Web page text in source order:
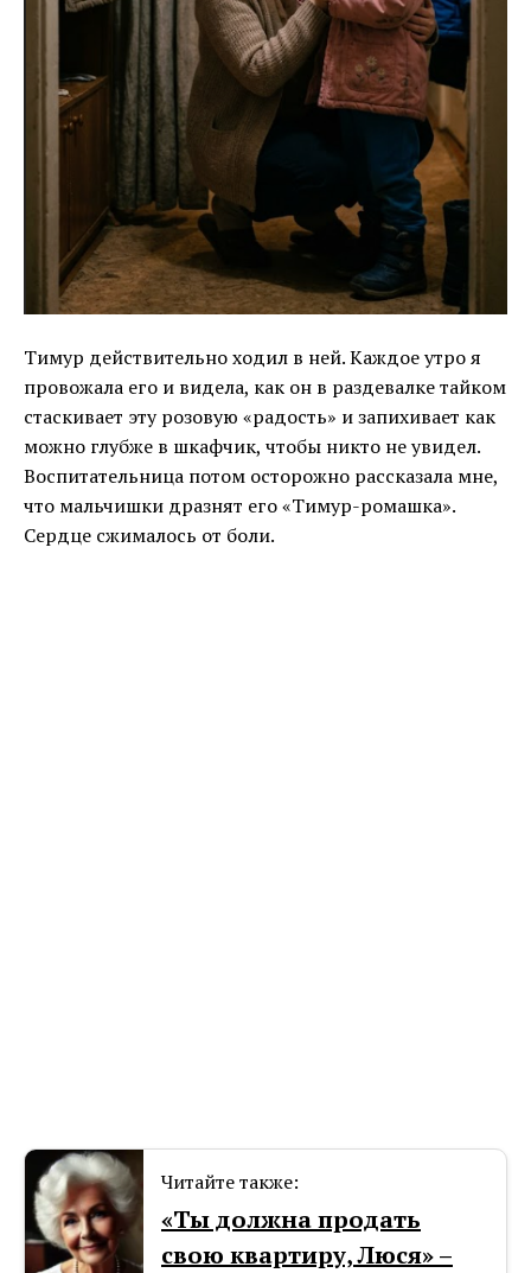
Тимур действительно ходил в ней. Каждое утро я
провожала его и видела, как он в раздевалке тайком
стаскивает эту розовую «радость» и запихивает как
можно глубже в шкафчик, чтобы никто не увидел.
Воспитательница потом осторожно рассказала мне,
что мальчишки дразнят его «Тимур-ромашка».
Сердце сжималось от боли.
Читайте также:
«Ты должна продать
свою квартиру, Люся» –